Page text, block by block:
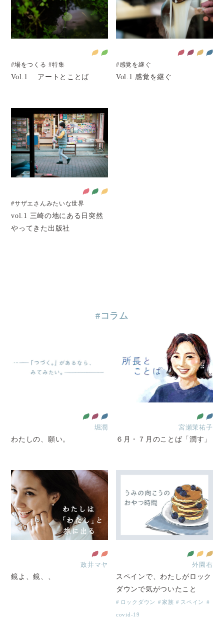
#場をつくる #特集
Vol.1 アートとことば
#感覚を継ぐ
Vol.1 感覚を継ぐ
#サザエさんみたいな世界
vol.1 三崎の地にある日突然
やってきた出版社
#コラム
堀潤
わたしの、願い。
宮瀬茉祐子
６月・７月のことば「潤す」
政井マヤ
鏡よ、鏡、、
外園右
スペインで、わたしがロック
ダウンで気がついたこと
ロックダウン 家族 スペイン
covid-19